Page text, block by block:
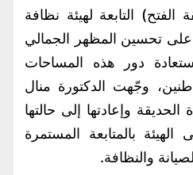
التابعة لهيئة نظافة
تحسين المظهر الجمالي
دور هذه المساحات
وجّهت الدكتورة منال
وإعادتها إلى حالتها
الهيئة بالمتابعة المستمرة
والنظافة.